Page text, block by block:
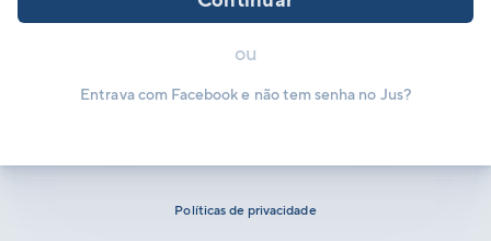
ou
Entrava com Facebook e não tem senha no Jus?
Políticas de privacidade